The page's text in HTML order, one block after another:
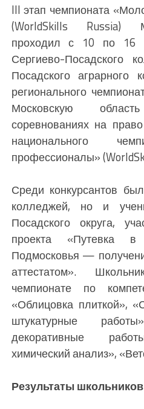
III этап чемпионата
(WorldSkills Russia)
проходил с 10 по 16
Сергиево-Посадского
Посадского аграрного
регионального
Московскую
соревнованиях на
национального
профессионалы»
Среди конкурсантов
колледжей, но и
Посадского округа,
проекта «Путевка
Подмосковья —
аттестатом».
чемпионате по
«Облицовка плиткой»,
штукатурные
декоративные
химический анализ»,
Результаты